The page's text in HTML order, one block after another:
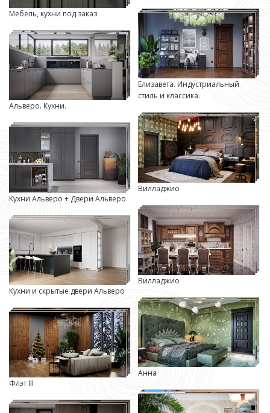
Мебель, кухни под заказ
Альверо. Кухни.
Кухни Альверо + Двери Альверо
Кухни и скрытые двери Альверо
Флэт III
Елизавета. Индустриальный
стиль и классика.
Вилладжио
Вилладжио
Анна